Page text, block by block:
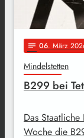
notes 06. März
Mindelstetten
B299 bei
Das
Woche die